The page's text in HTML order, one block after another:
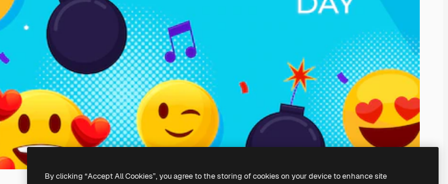
By clicking “Accept All Cookies”, you agree to the storing of cookies on your device to enhance site